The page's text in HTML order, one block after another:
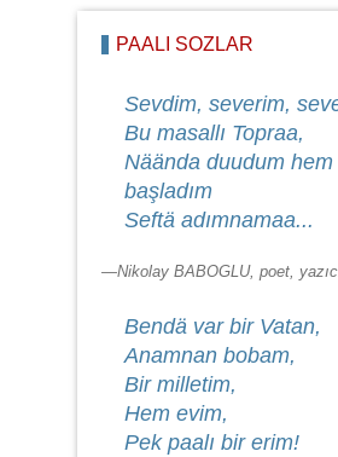
PAALI SÖZLÄR
Sevdim, severim,
Bu masallı Topraa,
Näända duudum hem
başladım
Seftä adımnamaa...
—Nikolay BABOGLU, poet,
Bendä var bir Vatan,
Anamnan bobam,
Bir milletim,
Hem evim,
Pek paalı bir erim!